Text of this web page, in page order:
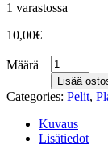
1 varastossa
10,00€
Määrä
Lisää
Categories: Pelit,
Kuvaus
Lisätiedot